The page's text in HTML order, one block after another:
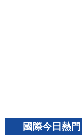
國際今日熱門